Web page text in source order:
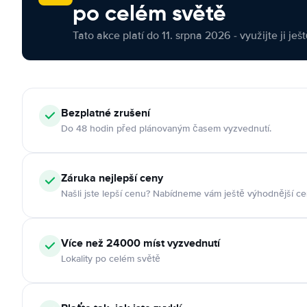
po celém světě
Tato akce platí do 11. srpna 2026 - využijte ji
Bezplatné zrušení
Do 48 hodin před plánovaným časem vyzvednutí.
Záruka nejlepší ceny
Našli jste lepší cenu? Nabídneme vám ještě výhodnější
Více než 24000 míst vyzvednutí
Lokality po celém světě